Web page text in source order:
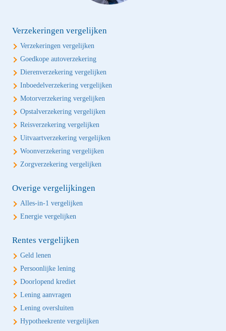
Verzekeringen vergelijken
Verzekeringen vergelijken
Goedkope autoverzekering
Dierenverzekering vergelijken
Inboedelverzekering vergelijken
Motorverzekering vergelijken
Opstalverzekering vergelijken
Reisverzekering vergelijken
Uitvaartverzekering vergelijken
Woonverzekering vergelijken
Zorgverzekering vergelijken
Overige vergelijkingen
Alles-in-1 vergelijken
Energie vergelijken
Rentes vergelijken
Geld lenen
Persoonlijke lening
Doorlopend krediet
Lening aanvragen
Lening oversluiten
Hypotheekrente vergelijken